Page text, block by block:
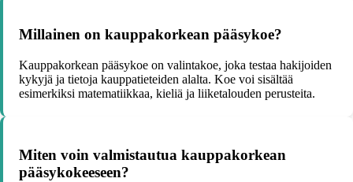
Millainen on kauppakorkean pääsykoe?
Kauppakorkean pääsykoe on valintakoe, joka testaa hakijoiden
kykyjä ja tietoja kauppatieteiden alalta. Koe voi sisältää
esimerkiksi matematiikkaa, kieliä ja liiketalouden perusteita.
Miten voin valmistautua kauppakorkean
pääsykokeeseen?